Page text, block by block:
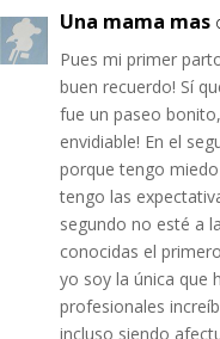
Una mama mas
Pues mi primer
buen recuerdo! Sí
fue un paseo
envidiable! En el
porque tengo
tengo las
segundo no esté a
conocidas el
yo soy la única que
profesionales
incluso siendo